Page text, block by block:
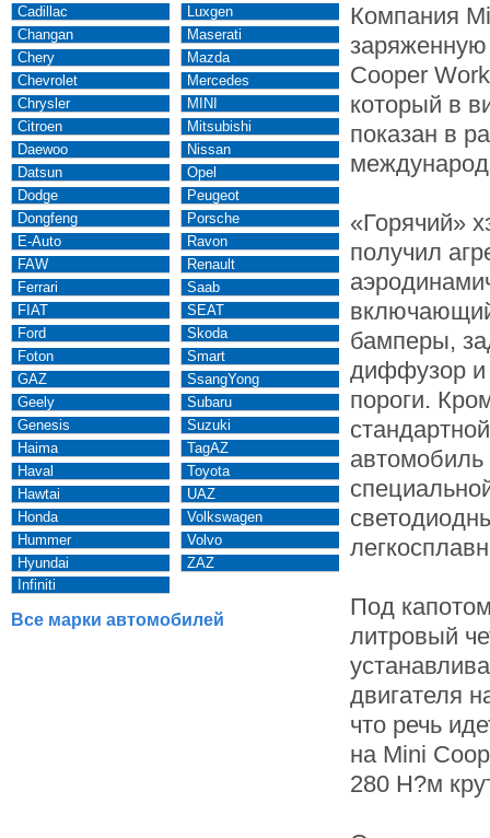
Cadillac
Changan
Chery
Chevrolet
Chrysler
Citroen
Daewoo
Datsun
Dodge
Dongfeng
E-Auto
FAW
Ferrari
FIAT
Ford
Foton
GAZ
Geely
Genesis
Haima
Haval
Hawtai
Honda
Hummer
Hyundai
Infiniti
Luxgen
Maserati
Mazda
Mercedes
MINI
Mitsubishi
Nissan
Opel
Peugeot
Porsche
Ravon
Renault
Saab
SEAT
Skoda
Smart
SsangYong
Subaru
Suzuki
TagAZ
Toyota
UAZ
Volkswagen
Volvo
ZAZ
Все марки автомобилей
Компания
Cooper
который в
показан в
«Горячий»
получил
бамперы,
диффузор и
пороги.
автомобиль
Под
литровый
двигателя
что речь
на Mini
280 Н?м